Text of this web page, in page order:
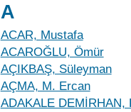
A
ACAR, Mustafa
ACAROĞLU, Ömür
AÇIKBAŞ, Süleyman
AÇMA, M. Ercan
ADAKALE DEMİRHAN,